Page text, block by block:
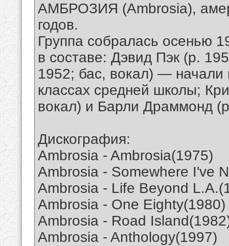
АМБРОЗИЯ (Ambrosia),
годов.
Группа собралась осенью
в составе: Дэвид Пэк (p.
1952; бас, вокал) — начали
классах средней школы;
вокал) и Барли Драммонд
Дискография:
Ambrosia - Ambrosia(1975)
Ambrosia - Somewhere I've
Ambrosia - Life Beyond
Ambrosia - One Eighty(1980)
Ambrosia - Road
Ambrosia - Anthology(1997)